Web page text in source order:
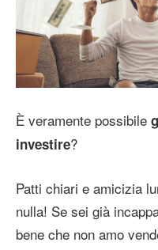
È veramente possibile
investire?
Patti chiari e amicizia
nulla! Se sei già
bene che non amo